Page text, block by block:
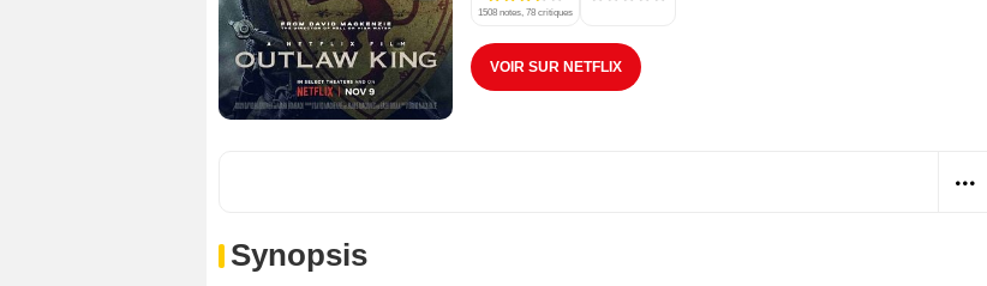
1508 notes, 78 critiques
VOIR SUR NETFLIX
Synopsis